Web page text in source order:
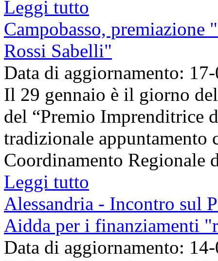
Leggi tutto
Campobasso,
Rossi Sabelli"
Data di aggiornamento:
Il 29 gennaio è il giorno
del “Premio Imprenditrice
tradizionale
Coordinamento Regionale
Leggi tutto
Alessandria - Incontro sul
Aidda per i finanziamenti
Data di aggiornamento: